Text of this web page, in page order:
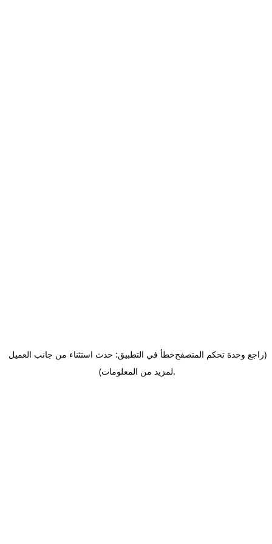
خطأ في التطبيق: حدث استثناء من جانب العميل(راجع وحدة تحكم المتصفح
لمزيد من المعلومات).